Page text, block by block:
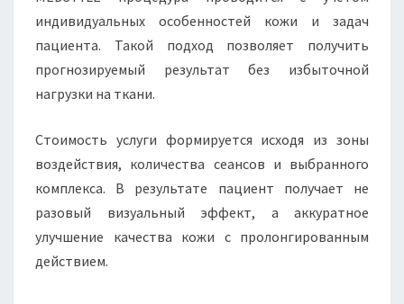
индивидуальных особенностей кожи и задач
пациента. Такой подход позволяет получить
прогнозируемый результат без избыточной
нагрузки на ткани.
Стоимость услуги формируется исходя из зоны
воздействия, количества сеансов и выбранного
комплекса. В результате пациент получает не
разовый визуальный эффект, а аккуратное
улучшение качества кожи с пролонгированным
действием.